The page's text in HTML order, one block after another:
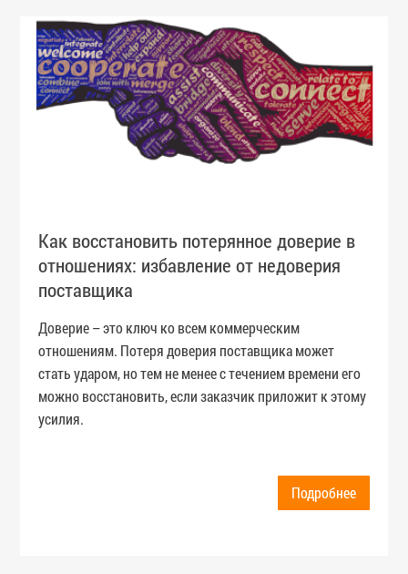
Как восстановить потерянное доверие в
отношениях: избавление от недоверия
поставщика
Доверие – это ключ ко всем коммерческим
отношениям. Потеря доверия поставщика может
стать ударом, но тем не менее с течением времени его
можно восстановить, если заказчик приложит к этому
усилия.
Подробнее